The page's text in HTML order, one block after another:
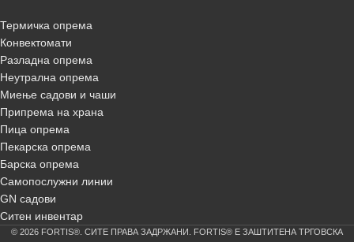
Термичка опрема
Конвектомати
Разладна опрема
Неутрална опрема
Миење садови и чаши
Припрема на храна
Пица опрема
Пекарска опрема
Барска опрема
Самопослужни линии
GN садови
Ситен инвентар
© 2026 FORTIS®. СИТЕ ПРАВА ЗАДРЖАНИ. FORTIS® Е ЗАШТИТЕНА ТРГОВСКА